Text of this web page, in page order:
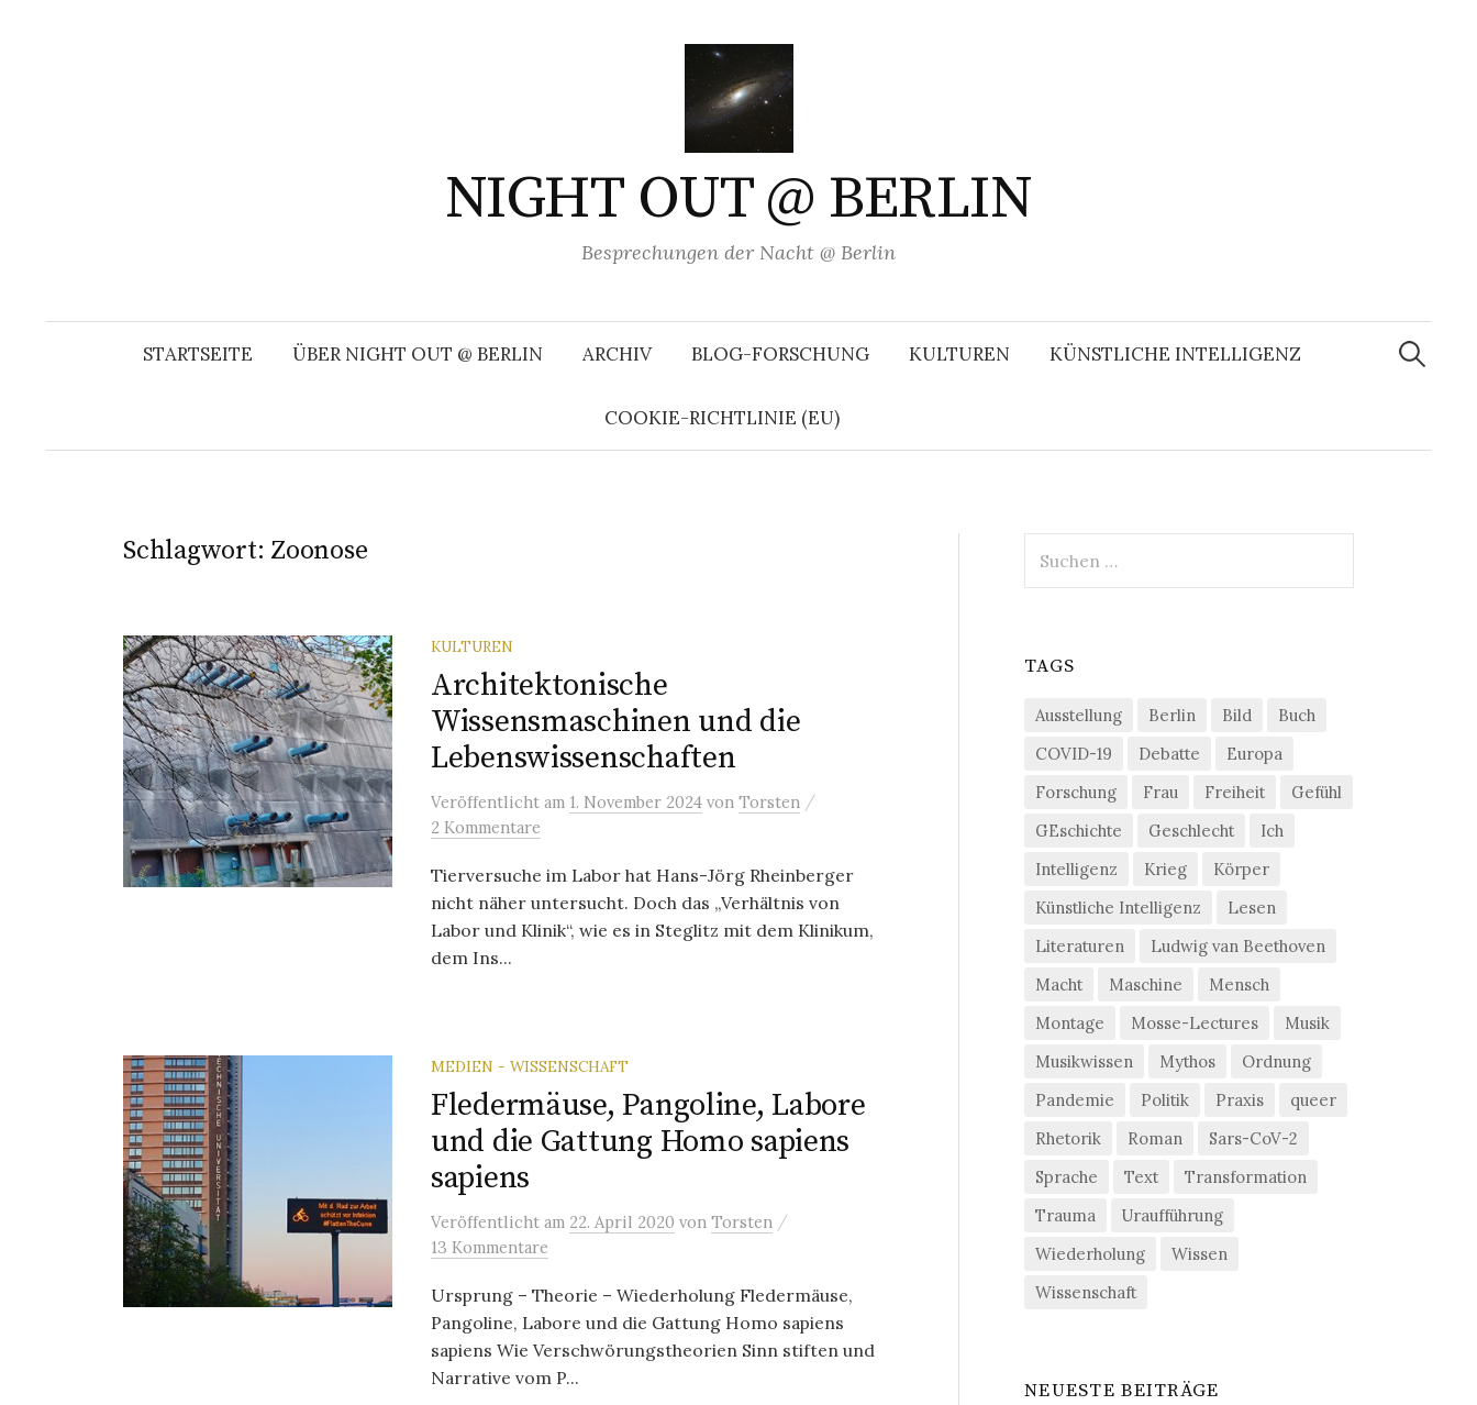
NIGHT OUT @ BERLIN
Besprechungen der Nacht @ Berlin
STARTSEITE ÜBER NIGHT OUT @ BERLIN ARCHIV BLOG-FORSCHUNG KULTUREN KÜNSTLICHE INTELLIGENZ
COOKIE-RICHTLINIE (EU)
Suchen
nach:
Schlagwort: Zoonose
KULTUREN
Architektonische
Wissensmaschinen und die
Lebenswissenschaften
Veröffentlicht am 1. November 2024 von Torsten /
2 Kommentare
Tierversuche im Labor hat Hans-Jörg Rheinberger
nicht näher untersucht. Doch das „Verhältnis von
Labor und Klinik“, wie es in Steglitz mit dem Klinikum,
dem Ins...
MEDIEN - WISSENSCHAFT
Fledermäuse, Pangoline, Labore
und die Gattung Homo sapiens
sapiens
Veröffentlicht am 22. April 2020 von Torsten /
13 Kommentare
Ursprung – Theorie – Wiederholung Fledermäuse,
Pangoline, Labore und die Gattung Homo sapiens
sapiens Wie Verschwörungstheorien Sinn stiften und
Narrative vom P...
nach:
TAGS
Ausstellung Berlin Bild
Buch
COVID-19
Debatte
Europa
Forschung
Frau Freiheit
Gefühl
GEschichte
Geschlecht
Ich
Intelligenz
Krieg
Körper
Künstliche Intelligenz
Lesen
Literaturen
Ludwig van Beethoven
Macht
Maschine
Mensch
Montage
Mosse-Lectures
Musik
Musikwissen
Mythos
Ordnung
Pandemie
Politik Praxis
queer
Rhetorik
Roman
Sars-CoV-2
Sprache
Text
Transformation
Trauma
Uraufführung
Wiederholung
Wissen
Wissenschaft
NEUESTE BEITRÄGE